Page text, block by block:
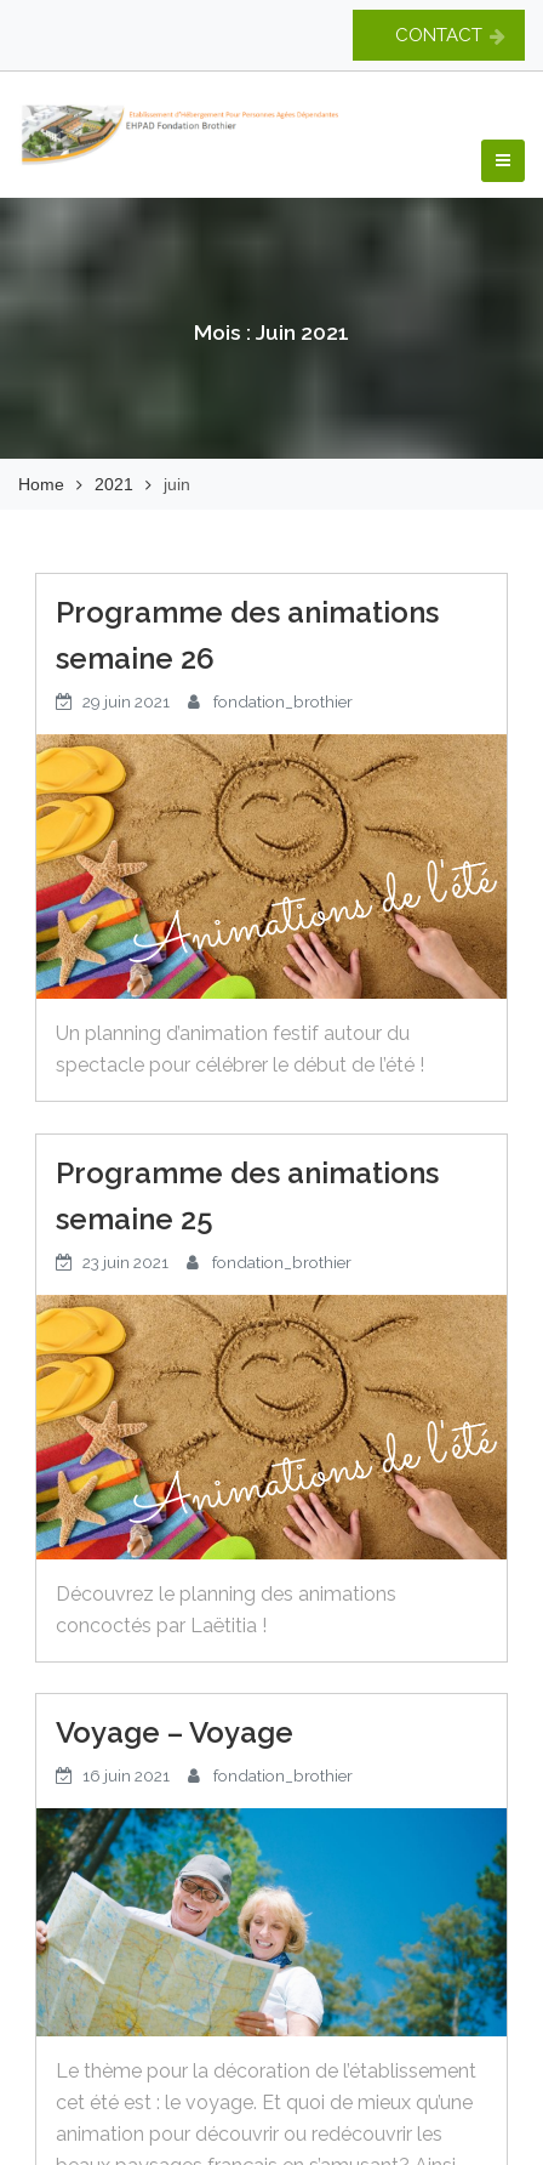
content
CONTACT
Mois : Juin 2021
Home 2021 juin
Programme des animations
semaine 26
29 juin 2021 fondation_brothier
Un planning d’animation festif autour du
spectacle pour célébrer le début de l’été !
Programme des animations
semaine 25
23 juin 2021 fondation_brothier
Découvrez le planning des animations
concoctés par Laëtitia !
Voyage – Voyage
16 juin 2021 fondation_brothier
Le thème pour la décoration de l’établissement
cet été est : le voyage. Et quoi de mieux qu’une
animation pour découvrir ou redécouvrir les